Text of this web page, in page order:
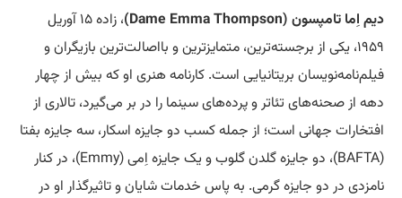
دیم اِما تامپسون (Dame Emma Thompson)
، زاده ۱۵ آوریل
۱۹۵۹، یکی از برجسته‌ترین، متمایزترین و بااصالت‌ترین بازیگران و
فیلم‌نامه‌نویسان بریتانیایی است. کارنامه هنری او که بیش از چهار
دهه از صحنه‌های تئاتر و پرده‌های سینما را در بر می‌گیرد، تالاری از
افتخارات جهانی است؛ از جمله کسب دو جایزه اسکار، سه جایزه بفتا
(BAFTA)، دو جایزه گلدن گلوب و یک جایزه اِمی (Emmy)، در کنار
نامزدی در دو جایزه گرمی. به پاس خدمات شایان و تاثیرگذار او در